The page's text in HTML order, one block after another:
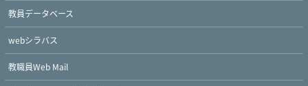
教員データベース
webシラバス
教職員Web Mail